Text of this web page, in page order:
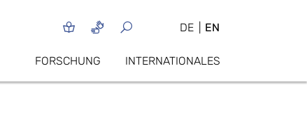
DE EN
FORSCHUNG INTERNATIONALES